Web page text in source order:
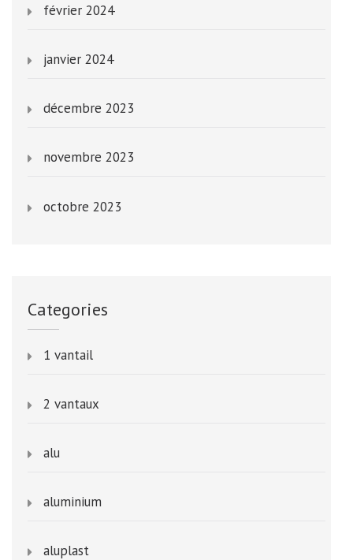
février 2024
janvier 2024
décembre 2023
novembre 2023
octobre 2023
Categories
1 vantail
2 vantaux
alu
aluminium
aluplast